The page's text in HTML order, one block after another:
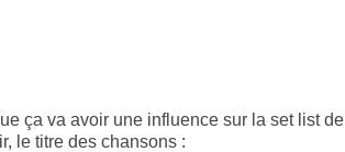
ça va avoir une influence sur la set list
le titre des chansons :